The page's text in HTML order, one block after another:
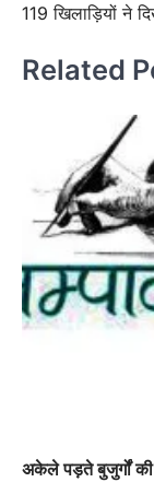
119 खिलाड़ियों ने
Related
अकेले पड़ते बुजुर्गों